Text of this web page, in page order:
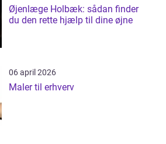
Øjenlæge Holbæk: sådan finder
du den rette hjælp til dine øjne
06 april 2026
Maler til erhverv